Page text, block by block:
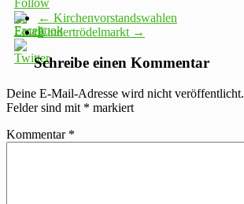
← Kirchenvorstandswahlen
Kindertrödelmarkt →
Schreibe einen Kommentar
Deine E-Mail-Adresse wird nicht veröffentlicht.
Felder sind mit * markiert
Kommentar *